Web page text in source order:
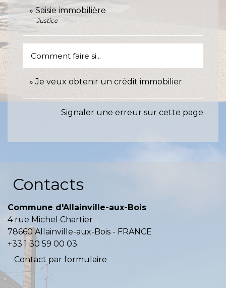
Saisie immobilière
Justice
Comment faire si...
Je veux obtenir un crédit immobilier
Signaler une erreur sur cette page
Contacts
Commune d'Allainville-aux-Bois
4 rue Michel Chartier
78660 Allainville-aux-Bois - FRANCE
+33 1 30 59 00 03
Contact par formulaire